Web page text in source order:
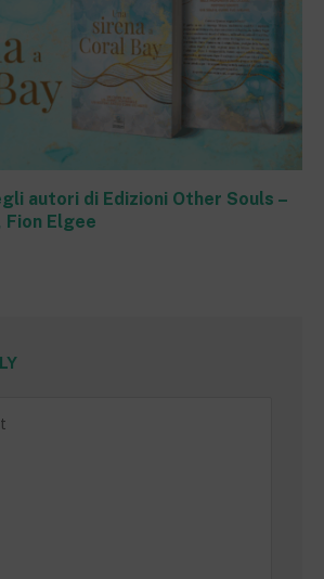
autori di Edizioni Other Souls –
Fion Elgee